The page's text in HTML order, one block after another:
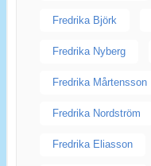
Fredrika Björk
Fredrika Nyberg
Fredrika Mårtensson
Fredrika Nordström
Fredrika Eliasson